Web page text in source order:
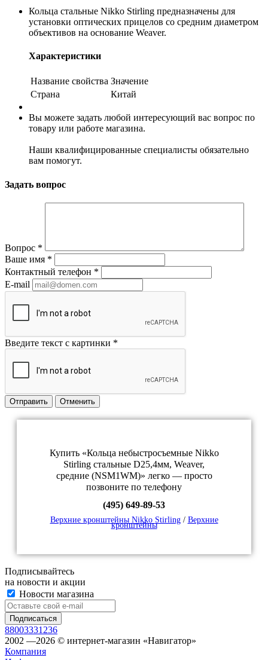
Кольца стальные Nikko Stirling предназначены для
установки оптических прицелов со средним диаметром
объективов на основание Weaver.
Характеристики
Название свойства Значение
Страна
Китай
Вы можете задать любой интересующий вас вопрос по
товару или работе магазина.
Наши квалифицированные специалисты обязательно
вам помогут.
Задать вопрос
Вопрос *
Ваше имя *
Контактный телефон *
E-mail
Введите текст с картинки *
Отправить Отменить
Купить «Кольца небыстросъемные Nikko
Stirling стальные D25,4мм, Weaver,
средние (NSM1WM)» легко — просто
позвоните по телефону
(495) 649-89-53
Верхние кронштейны Nikko Stirling/ Верхние
кронштейны
Подписывайтесь
на новости и акции
Новости магазина
88003331236
2002 —2026 © интернет-магазин «Навигатор»
Компания